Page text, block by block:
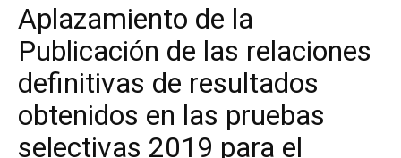
Aplazamiento de la
Publicación de las relaciones
definitivas de resultados
obtenidos en las pruebas
selectivas 2019 para el